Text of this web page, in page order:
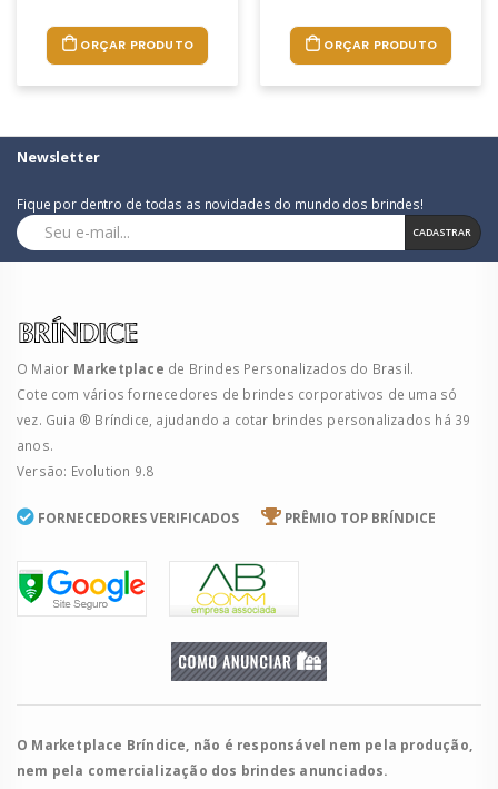
ORÇAR PRODUTO ORÇAR PRODUTO
Newsletter
Fique por dentro de todas as novidades do mundo dos brindes!
CADASTRAR
O Maior Marketplace de Brindes Personalizados do Brasil.
Cote com vários fornecedores de brindes corporativos de uma só
vez. Guia ® Bríndice, ajudando a cotar brindes personalizados há 39
anos.
Versão: Evolution 9.8
FORNECEDORES VERIFICADOS PRÊMIO TOP BRÍNDICE
O Marketplace Bríndice, não é responsável nem pela produção,
nem pela comercialização dos brindes anunciados.